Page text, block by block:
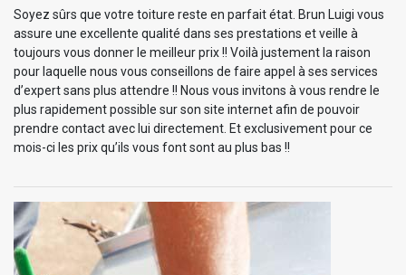
Soyez sûrs que votre toiture reste en parfait état. Brun Luigi vous
assure une excellente qualité dans ses prestations et veille à
toujours vous donner le meilleur prix !! Voilà justement la raison
pour laquelle nous vous conseillons de faire appel à ses services
d’expert sans plus attendre !! Nous vous invitons à vous rendre le
plus rapidement possible sur son site internet afin de pouvoir
prendre contact avec lui directement. Et exclusivement pour ce
mois-ci les prix qu’ils vous font sont au plus bas !!